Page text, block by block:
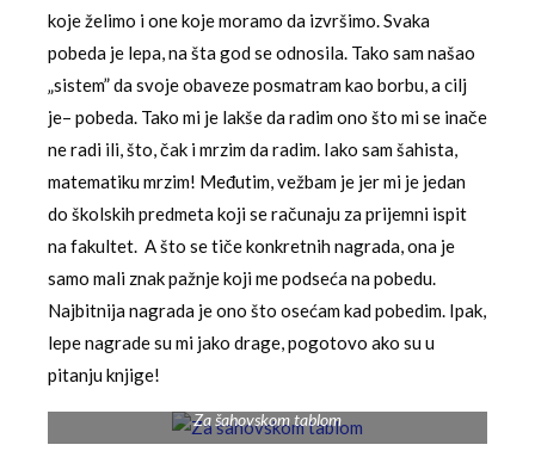
koje želimo i one koje moramo da izvršimo. Svaka
pobeda je lepa, na šta god se odnosila. Tako sam našao
„sistem” da svoje obaveze posmatram kao borbu, a cilj
je– pobeda. Tako mi je lakše da radim ono što mi se inače
ne radi ili, što, čak i mrzim da radim. Iako sam šahista,
matematiku mrzim! Međutim, vežbam je jer mi je jedan
do školskih predmeta koji se računaju za prijemni ispit
na fakultet. A što se tiče konkretnih nagrada, ona je
samo mali znak pažnje koji me podseća na pobedu.
Najbitnija nagrada je ono što osećam kad pobedim. Ipak,
lepe nagrade su mi jako drage, pogotovo ako su u
pitanju knjige!
Za šahovskom tablom